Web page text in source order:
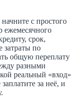
с простого
ежемесячного
срок,
затраты по
общую переплату
разными
реальный «вход»
за неё, и